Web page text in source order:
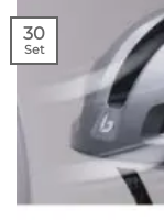
30
Set